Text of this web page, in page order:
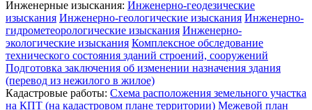
Инженерные изыскания: Инженерно-геодезические
изыскания Инженерно-геологические изыскания Инженерно-
гидрометеорологические изыскания Инженерно-
экологические изыскания Комплексное обследование
технического состояния зданий строений, сооружений
Подготовка заключения об изменении назначения здания
(перевод из нежилого в жилое)
Кадастровые работы: Схема расположения земельного участка
на КПТ (на кадастровом плане территории) Межевой план